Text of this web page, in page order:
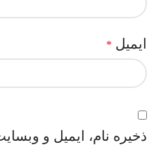
ایمیل *
ذخیره نام، ایمیل و